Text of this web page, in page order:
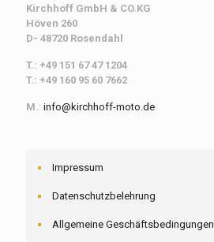
Kirchhoff GmbH & CO.KG
Höven 260
D- 48720 Rosendahl
T.: +49 151 67 47 1204
T.: +49 160 95 60 7662
M.: info@kirchhoff-moto.de
Impressum
Datenschutzbelehrung
Allgemeine Geschäftsbedingungen